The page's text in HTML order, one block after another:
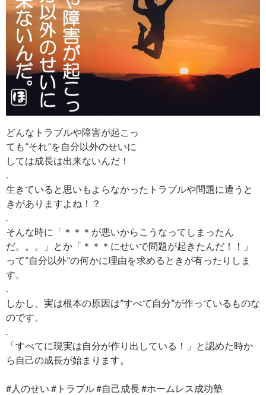
どんなトラブルや障害が起こっ
ても”それ”を自分以外のせいに
しては成長は出来ないんだ！
生きていると思いもよらなかったトラブルや問題に遭うと
きがありますよね！？
そんな時に「＊＊＊が悪いからこうなってしまったん
だ。。。」とか「＊＊＊にせいで問題が起きたんだ！！」
って”自分以外”の何かに理由を求めるときが有ったりしま
す。
しかし、実は根本の原因は”すべて自分”が作っているものな
のです。
「すべてに現実は自分が作り出している！」と認めた時か
ら自己の成長が始まります。
#人のせい #トラブル #自己成長 #ホームレス成功塾